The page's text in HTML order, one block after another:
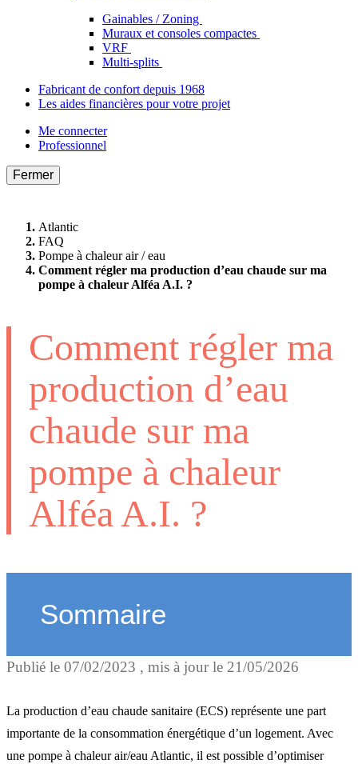
Gainables / Zoning
Muraux et consoles compactes
VRF
Multi-splits
Fabricant de confort depuis 1968
Les aides financières pour votre projet
Me connecter
Professionnel
Fermer
Atlantic
FAQ
Pompe à chaleur air / eau
Comment régler ma production d’eau chaude sur ma
pompe à chaleur Alféa A.I. ?
Comment régler ma
production d’eau
chaude sur ma
pompe à chaleur
Alféa A.I. ?
Sommaire
Comment modifier la
température d’une pompe
chaleur Alféa AI ?
Publié le 07/02/2023 , mis à jour le 21/05/2026
La production d’eau chaude sanitaire (ECS) représente une part
importante de la consommation énergétique d’un logement. Avec
une pompe à chaleur air/eau Atlantic, il est possible d’optimiser